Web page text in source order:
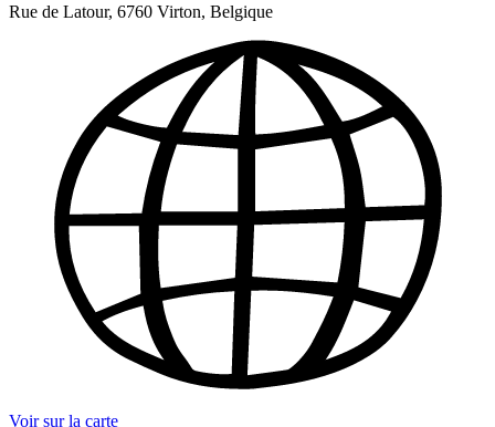
Rue de Latour, 6760 Virton, Belgique
Voir sur la carte